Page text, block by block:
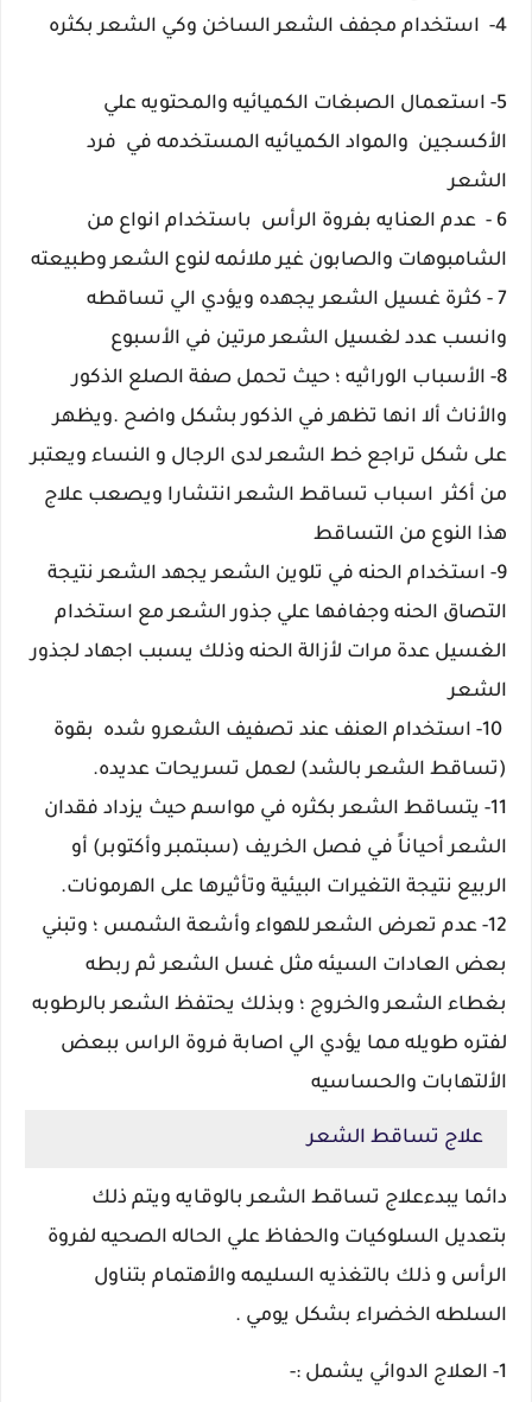
4- استخدام مجفف الشعر الساخن وكي الشعر بكثره
5- استعمال الصبغات الكميائيه والمحتويه علي
الأكسجين والمواد الكميائيه المستخدمه في فرد
الشعر
6 - عدم العنايه بفروة الرأس باستخدام انواع من
الشامبوهات والصابون غير ملائمه لنوع الشعر وطبيعته
7 - كثرة غسيل الشعر يجهده ويؤدي الي تساقطه
وانسب عدد لغسيل الشعر مرتين في الأسبوع
8- الأسباب الوراثيه ؛ حيث تحمل صفة الصلع الذكور
والأناث ألا انها تظهر في الذكور بشكل واضح .ويظهر
على شكل تراجع خط الشعر لدى الرجال و النساء ويعتبر
من أكثر اسباب تساقط الشعر انتشارا ويصعب علاج
هذا النوع من التساقط
9- استخدام الحنه في تلوين الشعر يجهد الشعر نتيجة
التصاق الحنه وجفافها علي جذور الشعر مع استخدام
الغسيل عدة مرات لأزالة الحنه وذلك يسبب اجهاد لجذور
الشعر
شده بقوة
(تساقط الشعر بالشد) لعمل تسريحات عديده.
11- يتساقط الشعر بكثره في مواسم حيث
يزداد فقدان
الشعر أحياناً في فصل الخريف (سبتمبر وأكتوبر) أو
الربيع نتيجة التغيرات البيئية وتأثيرها على الهرمونات.
12- عدم تعرض الشعر للهواء وأشعة الشمس ؛ وتبني
بعض العادات السيئه مثل غسل الشعر ثم ربطه
بغطاء الشعر والخروج ؛ وبذلك يحتفظ الشعر بالرطوبه
لفتره طويله مما يؤدي الي اصابة فروة الراس ببعض
الألتهابات والحساسيه
علاج تساقط الشعر
دائما يبدءعلاج تساقط الشعر بالوقايه ويتم ذلك
بتعديل السلوكيات والحفاظ علي الحاله الصحيه لفروة
الرأس و ذلك بالتغذيه السليمه والأهتمام بتناول
السلطه الخضراء بشكل يومي .
1- العلاج الدوائي يشمل :-